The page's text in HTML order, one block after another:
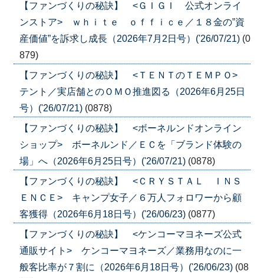
【ファンづくりの秘訣】 <ＧＩＧＩ 公式オンライ
ンストア> ｗｈｉｔｅ ｏｆｆｉｃｅ／１８金の”資
産価値”を訴求し成長（2026年7月2日号）('26/07/21) (0
879)
【ファンづくりの秘訣】 <ＴＥＮＴのＴＥＭＰＯ>
テント／実店舗とのＯＭＯ推進図る（2026年6月25日
号）('26/07/21) (0878)
【ファンづくりの秘訣】 <ボーネルンドオンライン
ショップ> ボーネルンド／ＥＣを「ブランド体験の
場」へ（2026年6月25日号）('26/07/21) (0878)
【ファンづくりの秘訣】 <ＣＲＹＳＴＡＬ ＩＮＳ
ＥＮＣＥ> キャンプ女子／６万人フォロワーから顧
客獲得（2026年6月18日号）('26/06/23) (0877)
【ファンづくりの秘訣】 <ケンコーマヨネーズ公式
通販サイト> ケンコーマヨネーズ／業務用なのに一
般客比率が７割に（2026年6月18日号）('26/06/23) (08